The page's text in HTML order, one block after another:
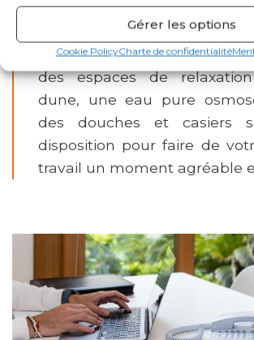
Gérer les options
Cookie PolicyCharte de confidentialité
d’espaces de détente
ressourcer entre deux
séance de relaxation guidée
des espaces de
dune, une eau pure
des douches et casiers
disposition pour faire de
travail un moment agréable